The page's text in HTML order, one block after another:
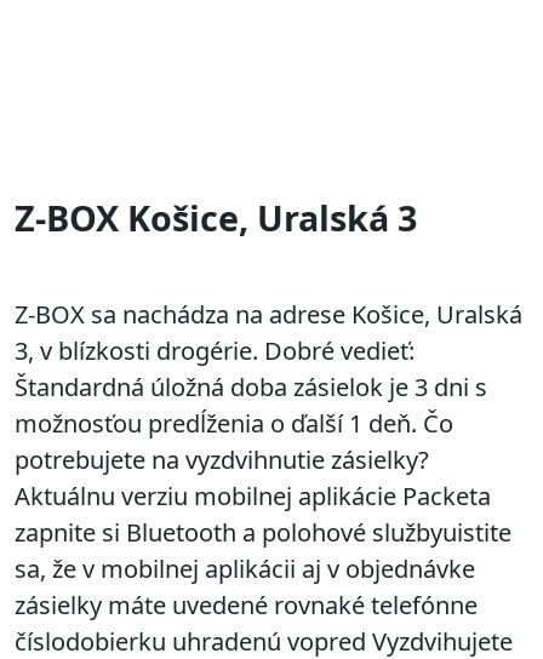
Z-BOX Košice, Uralská 3
Z-BOX sa nachádza na adrese Košice, Uralská
3, v blízkosti drogérie. Dobré vedieť:
Štandardná úložná doba zásielok je 3 dni s
možnosťou predĺženia o ďalší 1 deň. Čo
potrebujete na vyzdvihnutie zásielky?
Aktuálnu verziu mobilnej aplikácie Packeta
zapnite si Bluetooth a polohové službyuistite
sa, že v mobilnej aplikácii aj v objednávke
zásielky máte uvedené rovnaké telefónne
číslodobierku uhradenú vopred Vyzdvihujete